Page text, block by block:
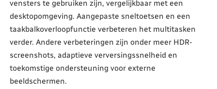
vensters te gebruiken zijn, vergelijkbaar met een
desktopomgeving. Aangepaste sneltoetsen en een
taakbalkoverloopfunctie verbeteren het multitasken
verder. Andere verbeteringen zijn onder meer HDR-
screenshots, adaptieve verversingssnelheid en
toekomstige ondersteuning voor externe
beeldschermen.